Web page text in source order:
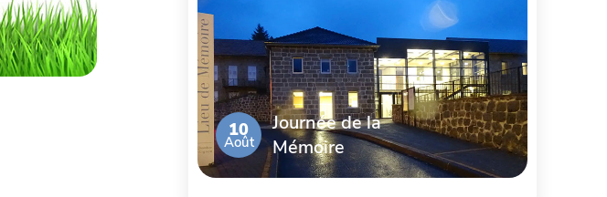
10
Août
Journée de la
Mémoire